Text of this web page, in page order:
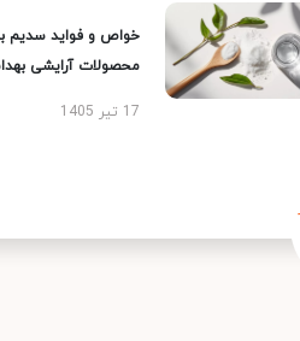
خواص و فواید سدیم
محصولات آرایشی
17 تیر 1405